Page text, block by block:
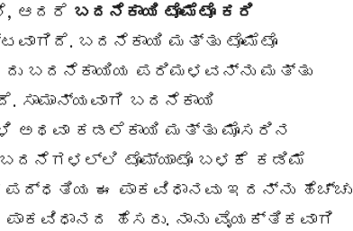
ಆದರೆ ಬದನೆಕಾಯಿ ಟೊಮೆಟೊ ಕರಿ
ಬದನೆಕಾಯಿ ಮತ್ತು ಟೊಮೆಟೊ
ಬದನೆಕಾಯಿಯ ಪರಿಮಳವನ್ನು ಮತ್ತು
ಸಾಮಾನ್ಯವಾಗಿ ಬದನೆಕಾಯಿ
ಅಥವಾ ಕಡಲೆಕಾಯಿ ಮತ್ತು ಮೊಸರಿನ
ಬದನೆಗಳಲ್ಲಿ ಟೊಮ್ಯಾಟೊ ಬಳಕೆ ಕಡಿಮೆ
ಈ ಪಾಕವಿಧಾನವು ಇದನ್ನು ಹೆಚ್ಚು
ಹೆಸರು. ನಾನು ವೈಯಕ್ತಿಕವಾಗಿ